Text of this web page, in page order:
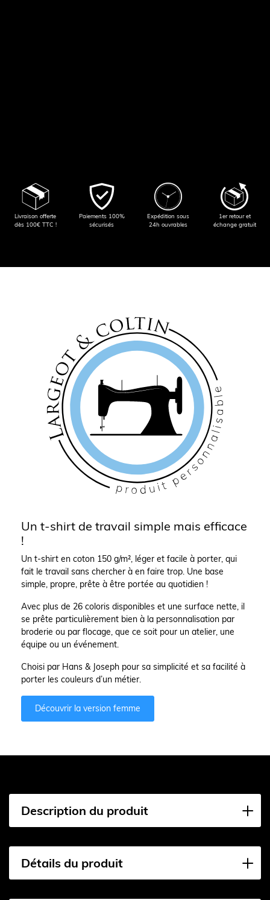
Livraison offerte
dès 100€ TTC !
Paiements 100%
sécurisés
Expédition sous
24h ouvrables
1er retour et
échange gratuit
Un t-shirt de travail simple mais efficace
!
Un t-shirt en coton 150 g/m², léger et facile à porter, qui
fait le travail sans chercher à en faire trop. Une base
simple, propre, prête à être portée au quotidien !
Avec plus de 26 coloris disponibles et une surface nette, il
se prête particulièrement bien à la personnalisation par
broderie ou par flocage, que ce soit pour un atelier, une
équipe ou un événement.
Choisi par Hans & Joseph pour sa simplicité et sa facilité à
porter les couleurs d’un métier.
Découvrir la version femme
Description du produit
Détails du produit